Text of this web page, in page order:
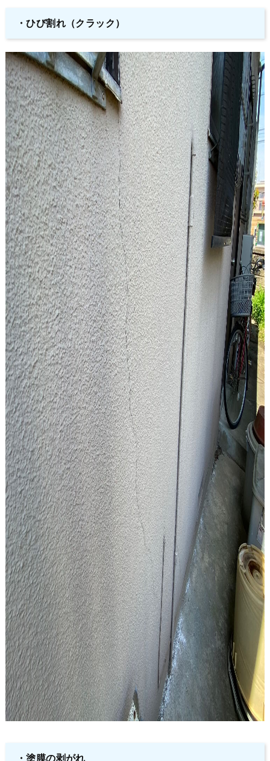
・ひび割れ（クラック）
・塗膜の剥がれ